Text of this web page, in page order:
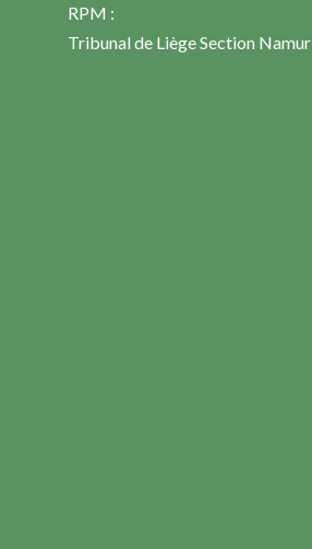
RPM :
Tribunal de Liège Section Namur